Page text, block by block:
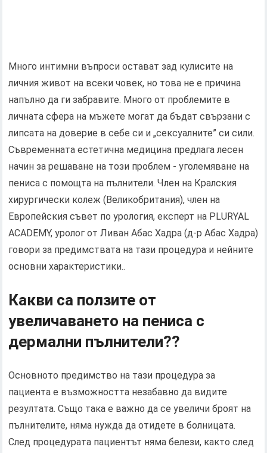
Много интимни въпроси остават зад кулисите на
личния живот на всеки човек, но това не е причина
напълно да ги забравите. Много от проблемите в
личната сфера на мъжете могат да бъдат свързани с
липсата на доверие в себе си и „сексуалните” си сили.
Съвременната естетична медицина предлага лесен
начин за решаване на този проблем - уголемяване на
пениса с помощта на пълнители. Член на Кралския
хирургически колеж (Великобритания), член на
Европейския съвет по урология, експерт на PLURYAL
ACADEMY, уролог от Ливан Абас Хадра (д-р Абас Хадра)
говори за предимствата на тази процедура и нейните
основни характеристики..
Какви са ползите от
увеличаването на пениса с
дермални пълнители??
Основното предимство на тази процедура за
пациента е възможността незабавно да видите
резултата. Също така е важно да се увеличи броят на
пълнителите, няма нужда да отидете в болницата.
След процедурата пациентът няма белези, както след